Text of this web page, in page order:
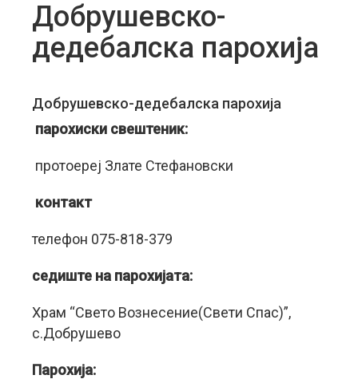
Добрушевско-
дедебалска парохија
Добрушевско-дедебалска парохија
парохиски свештеник:
протоереј Злате Стефановски
контакт
телефон 075-818-379
седиште на парохијата:
Храм “Свето Вознесение(Свети Спас)”,
с.Добрушево
Парохија: